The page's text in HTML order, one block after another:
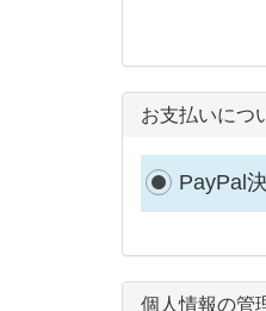
お支払いにつ
PayPal
個人情報の管